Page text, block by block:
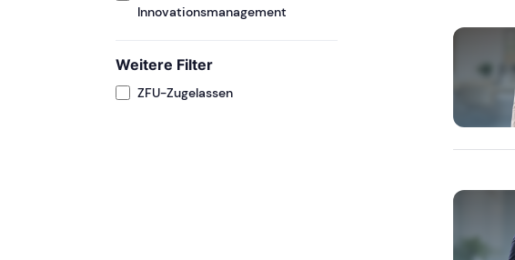
Innovationsmanagement
Weitere Filter
ZFU-Zugelassen